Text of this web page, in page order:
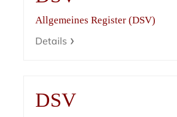
Allgemeines Register (DSV)
Details
DSV